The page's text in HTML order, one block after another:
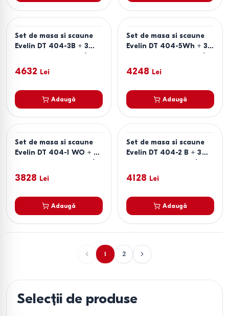
Set de masa si scaune
Evelin DT 404-3B + 3
scaune YTC-097 B / UF
BLU-14 (Dark Grey)
4632 Lei
Adaugă
Set de masa si scaune
Evelin DT 404-5Wh + 3
scaune YTC-055 Wh /
BLU-13 (Light Grey)
4248 Lei
Adaugă
Set de masa si scaune
Evelin DT 404-1 WO + 3
scaune YTC-080 Wo /
BJORN-45 Dark Brown
3828 Lei
Adaugă
Set de masa si scaune
Evelin DT 404-2 B + 3
scaune YTC-055 B /
UF885-15 Dark Grey
4128 Lei
Adaugă
1 2
Selecții de produse